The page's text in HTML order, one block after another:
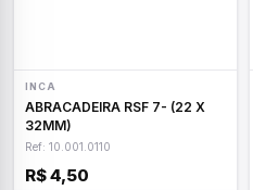
INCA
ABRACADEIRA RSF 7- (22 X
32MM)
Ref: 10.001.0110
R$ 4,50